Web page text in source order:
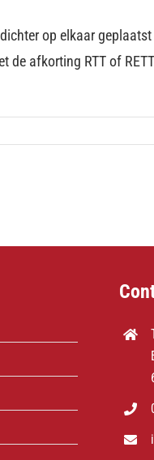
op elkaar
afkorting RTT of